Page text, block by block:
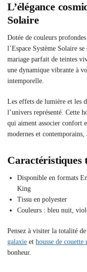
L’élégance
Solaire
Dotée de couleurs
l’Espace Système Solaire
mariage parfait de teintes
une dynamique vibrante à
intemporelle.
Les effets de lumière et les
l’univers représenté. Cette
qui aiment associer confort
modernes et contemporains,
Caractéristiques
Disponible en formats
King
Tissu en polyester
Couleurs : bleu nuit,
Pensez à visiter la totalité
galaxie et housse de couette
bonheur.